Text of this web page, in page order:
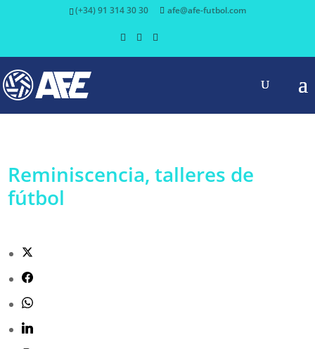
(+34) 91 314 30 30 afe@afe-futbol.com
Reminiscencia, talleres de
fútbol